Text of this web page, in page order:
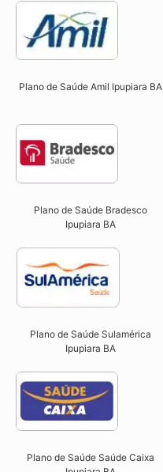
Plano de Saúde Amil Ipupiara BA
Plano de Saúde Bradesco
Ipupiara BA
Plano de Saúde Sulamérica
Ipupiara BA
Plano de Saúde Saúde Caixa